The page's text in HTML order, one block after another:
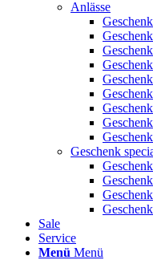
Anlässe
Geschenk
Sale
Service
Menü Menü